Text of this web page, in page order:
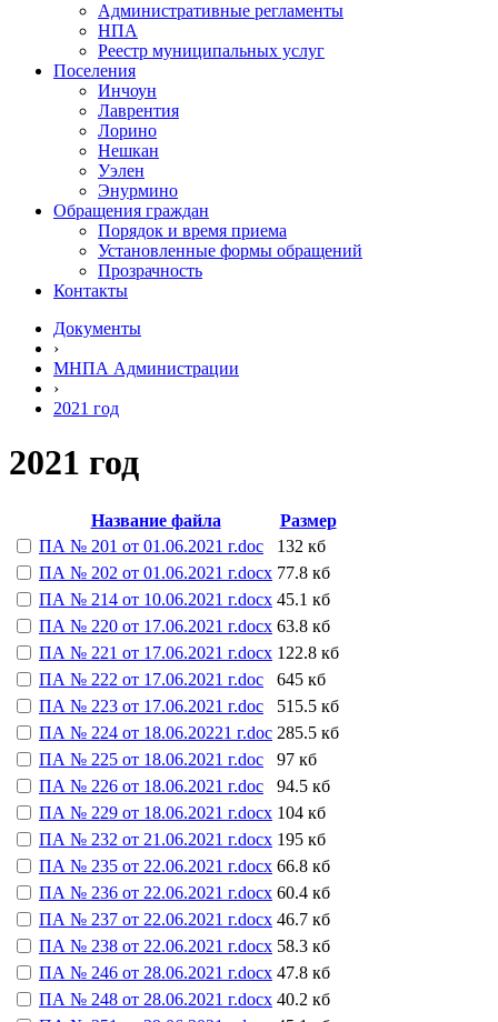
Административные регламенты
НПА
Реестр муниципальных услуг
Поселения
Инчоун
Лаврентия
Лорино
Нешкан
Уэлен
Энурмино
Обращения граждан
Порядок и время приема
Установленные формы обращений
Прозрачность
Контакты
Документы
›
МНПА Администрации
›
2021 год
2021 год
Название файла
Размер
ПА № 201 от 01.06.2021 г.doc
132 кб
ПА № 202 от 01.06.2021 г.docx 77.8 кб
ПА № 214 от 10.06.2021 г.docx 45.1 кб
ПА № 220 от 17.06.2021 г.docx 63.8 кб
ПА № 221 от 17.06.2021 г.docx 122.8 кб
ПА № 222 от 17.06.2021 г.doc
645 кб
ПА № 223 от 17.06.2021 г.doc
515.5 кб
ПА № 224 от 18.06.20221 г.doc 285.5 кб
ПА № 225 от 18.06.2021 г.doc
97 кб
ПА № 226 от 18.06.2021 г.doc
94.5 кб
ПА № 229 от 18.06.2021 г.docx 104 кб
ПА № 232 от 21.06.2021 г.docx 195 кб
ПА № 235 от 22.06.2021 г.docx 66.8 кб
ПА № 236 от 22.06.2021 г.docx 60.4 кб
ПА № 237 от 22.06.2021 г.docx 46.7 кб
ПА № 238 от 22.06.2021 г.docx 58.3 кб
ПА № 246 от 28.06.2021 г.docx 47.8 кб
ПА № 248 от 28.06.2021 г.docx 40.2 кб